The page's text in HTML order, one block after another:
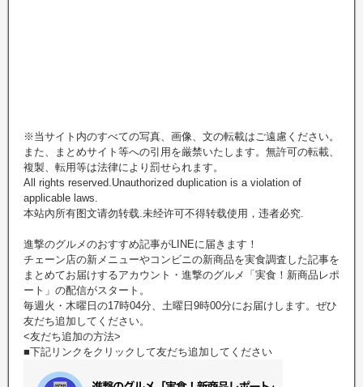
※当サイト内のすべての写真、画像、文の転載はご遠慮ください。
また、まとめサイト等への引用を厳禁いたします。無許可の転載、
複製、転用等は法律により罰せられます。
All rights reserved.Unauthorized duplication is a violation of
applicable laws.
本站內所有图文请勿转载.未经许可不得转载使用，违者必究.
進撃のグルメのおすすめ記事がLINEに届きます！
チェーン店の新メニューやコンビニの新商品を実食調査した記事を
まとめてお届けするアカウント・進撃のグルメ「実食！新商品レポ
ート」の配信がスタート。
毎週火・木曜日の17時04分、土曜日9時00分にお届けします。ぜひ
友だち追加してください。
<友だち追加の方法>
■下記リンクをクリックして友だち追加してください